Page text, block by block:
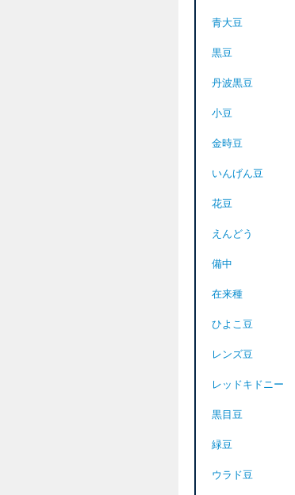
青大豆
黒豆
丹波黒豆
小豆
金時豆
いんげん豆
花豆
えんどう
備中
在来種
ひよこ豆
レンズ豆
レッドキドニー
黒目豆
緑豆
ウラド豆